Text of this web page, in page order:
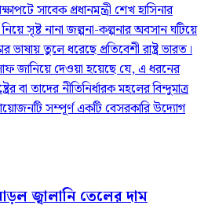
সাবেক প্রধানমন্ত্রী শেখ হাসিনার
সৃষ্ট নানা জল্পনা-কল্পনার অবসান ঘটিয়ে
ভাষায় তুলে ধরেছে প্রতিবেশী রাষ্ট্র ভারত।
জানিয়ে দেওয়া হয়েছে যে, এ ধরনের
বা তাদের নীতিনির্ধারক মহলের বিন্দুমাত্র
সম্পূর্ণ একটি বেসরকারি উদ্যোগ
জ্বালানি তেলের দাম